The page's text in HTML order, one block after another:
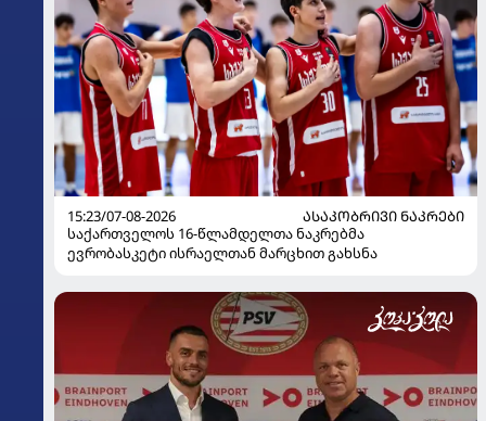
15:23/07-08-2026
ᲐᲡᲐᲙᲝᲑᲠᲘᲕᲘ ᲜᲐᲙᲠᲔᲑᲘ
საქართველოს 16-წლამდელთა ნაკრებმა
ევრობასკეტი ისრაელთან მარცხით გახსნა